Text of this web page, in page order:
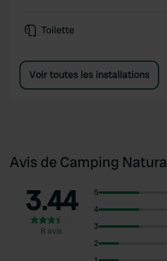
Toilette
Voir toutes les installations
Avis de Camping Natura
3.44
8 avis
5
4
3
2